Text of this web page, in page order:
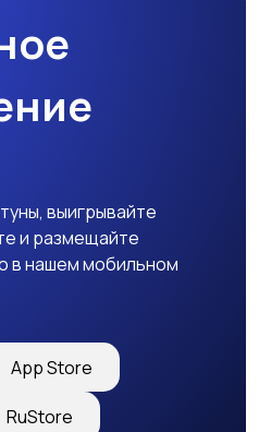
Начало карьеры
выигрывайте
и размещайте
в нашем мобильном
App Store
RuStore